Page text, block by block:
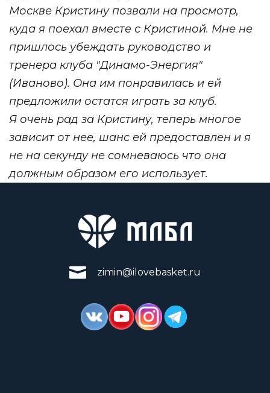
Москве Кристину позвали на просмотр,
куда я поехал вместе с Кристиной. Мне не
пришлось убеждать руководство и
тренера клуба "Динамо-Энергия"
(Иваново). Она им понравилась и ей
предложили остатся играть за клуб.
Я очень рад за Кристину, теперь многое
зависит от нее, шанс ей предоставлен и я
не на секунду не сомневаюсь что она
должным образом его использует.
zimin@ilovebasket.ru